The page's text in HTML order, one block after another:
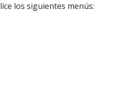
los siguientes menús: